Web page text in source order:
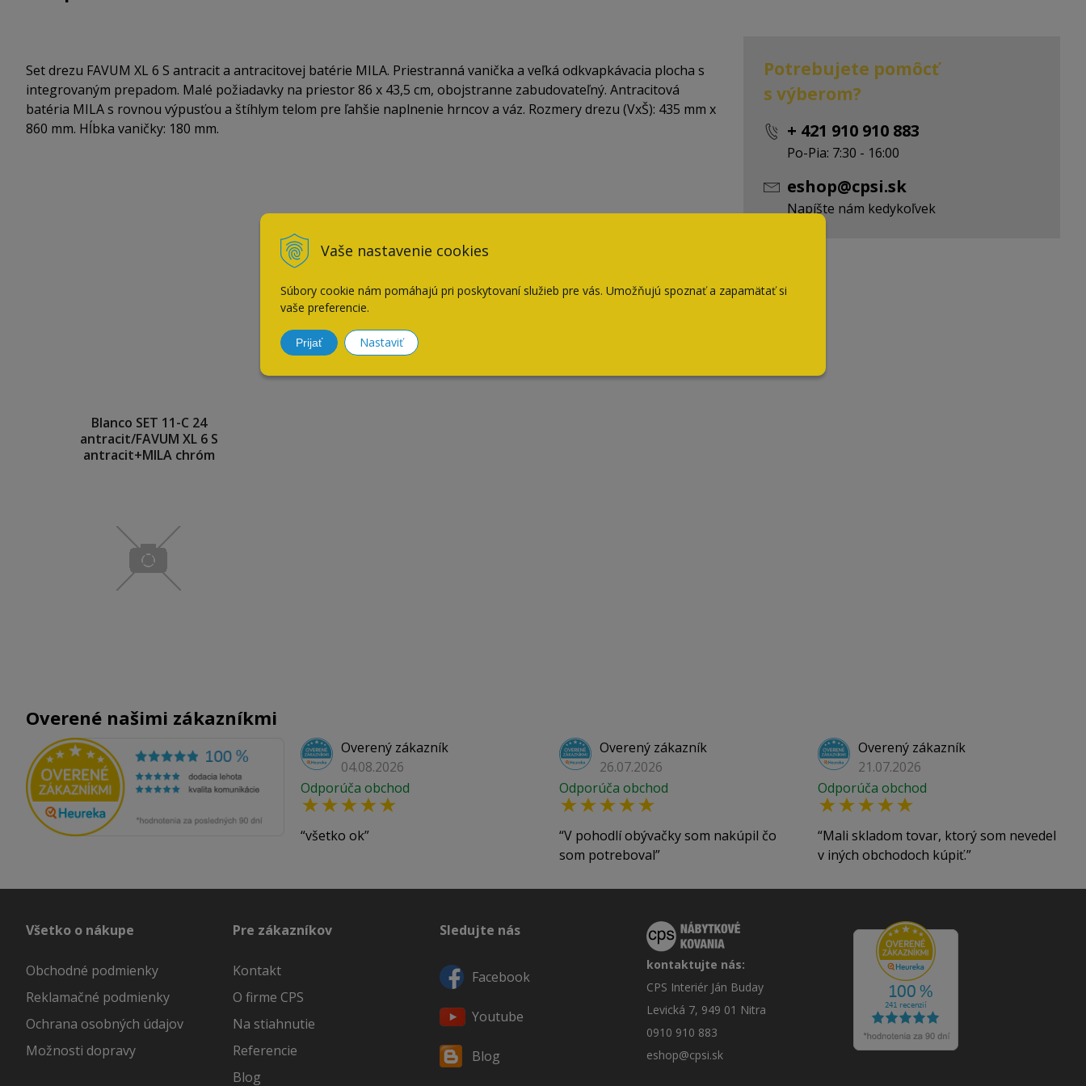
Vaše nastavenie cookies
Súbory cookie nám pomáhajú pri poskytovaní služieb pre vás. Umožňujú spoznať a zapamätať si
vaše preferencie.
Prijať Nastaviť
Set drezu FAVUM XL 6 S antracit a antracitovej batérie MILA. Priestranná vanička a veľká odkvapkávacia plocha s
integrovaným prepadom. Malé požiadavky na priestor 86 x 43,5 cm, obojstranne zabudovateľný. Antracitová
batéria MILA s rovnou výpusťou a štíhlym telom pre ľahšie naplnenie hrncov a váz. Rozmery drezu (VxŠ): 435 mm x
860 mm. Hĺbka vaničky: 180 mm.
Potrebujete pomôcť
s výberom?
+ 421 910 910 883
Po-Pia: 7:30 - 16:00
eshop@cpsi.sk
Napíšte nám kedykoľvek
Blanco SET 11-C 24
antracit/FAVUM XL 6 S
antracit+MILA chróm
Overené našimi zákazníkmi
Overený zákazník
04.08.2026
Odporúča obchod
všetko ok
Overený zákazník
26.07.2026
Odporúča obchod
V pohodlí obývačky som nakúpil čo
som potreboval
Overený zákazník
21.07.2026
Odporúča obchod
Mali skladom tovar, ktorý som nevedel
v iných obchodoch kúpiť.
Všetko o nákupe
Obchodné podmienky
Reklamačné podmienky
Ochrana osobných údajov
Možnosti dopravy
Pre zákazníkov
Kontakt
O firme CPS
Na stiahnutie
Referencie
Blog
Sledujte nás
Facebook
Youtube
Blog
kontaktujte nás:
CPS Interiér Ján Buday
Levická 7, 949 01 Nitra
0910 910 883
eshop@cpsi.sk